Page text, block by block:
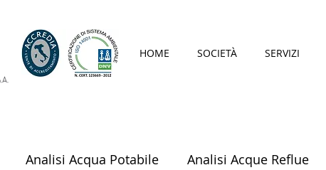
HOME SOCIETÀ SERVIZI
Analisi Acqua Potabile Analisi Acque Reflue